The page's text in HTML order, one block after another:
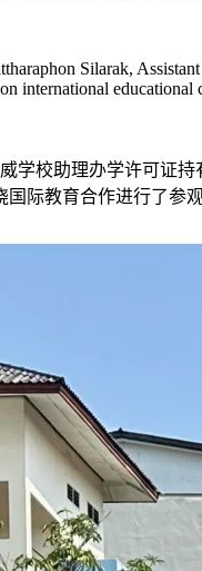
Silarak,
international
学校助理办学许可证持
国际教育合作进行了参